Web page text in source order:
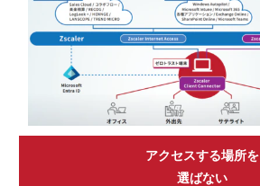
アクセスする場所を
選ばない